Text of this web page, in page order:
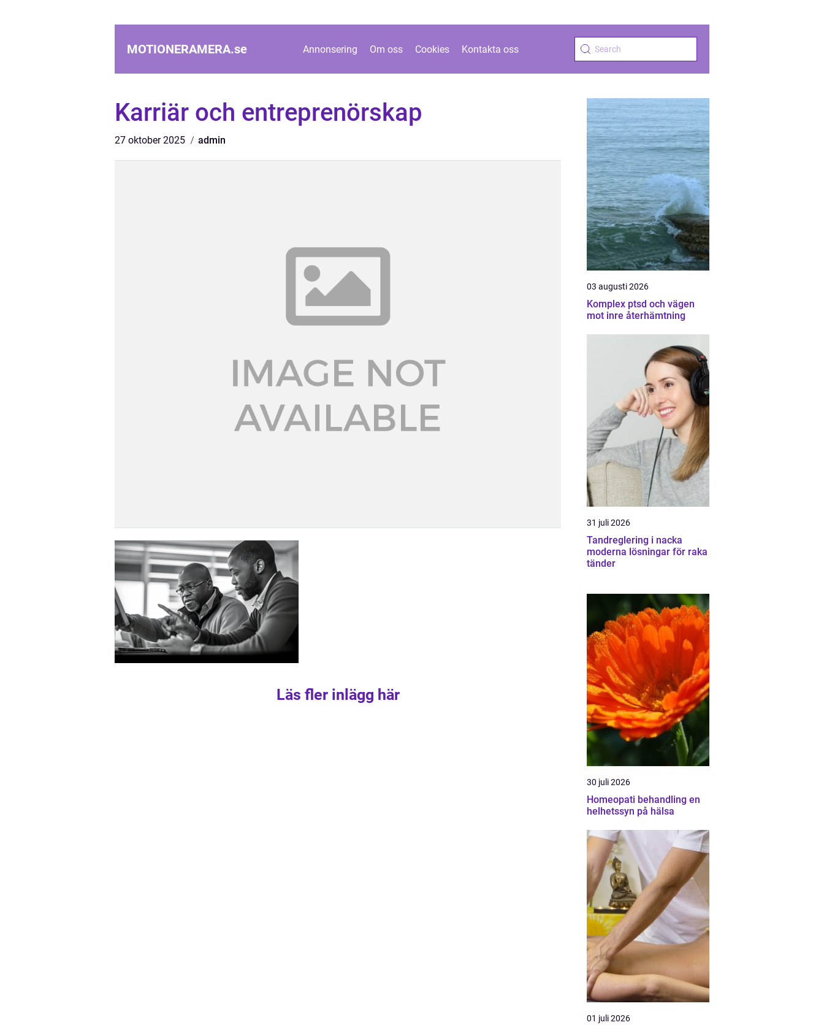
MOTIONERAMERA.se Annonsering Om oss Cookies Kontakta oss
Karriär och entreprenörskap
27 oktober 2025 admin
Läs fler inlägg här
03 augusti 2026
Komplex ptsd och vägen
mot inre återhämtning
31 juli 2026
Tandreglering i nacka
moderna lösningar för raka
tänder
30 juli 2026
Homeopati behandling en
helhetssyn på hälsa
01 juli 2026